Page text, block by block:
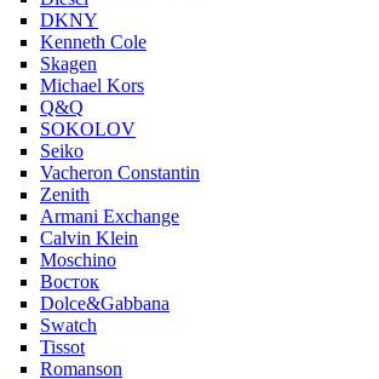
DKNY
Kenneth Cole
Skagen
Michael Kors
Q&Q
SOKOLOV
Seiko
Vacheron Constantin
Zenith
Armani Exchange
Calvin Klein
Moschino
Восток
Dolce&Gabbana
Swatch
Tissot
Romanson